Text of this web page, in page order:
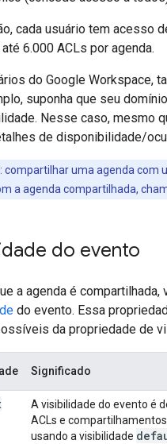
cada usuário tem
até 6.000 ACLs por agenda.
do Google
suponha que seu
Nesse caso, mesmo
de disponibilidade/
: compartilhar uma agenda com
a agenda compartilhada,
do evento
a agenda é
do evento. Essa
da propriedade de
Significado
A visibilidade do evento é
ACLs e
usando a visibilidade